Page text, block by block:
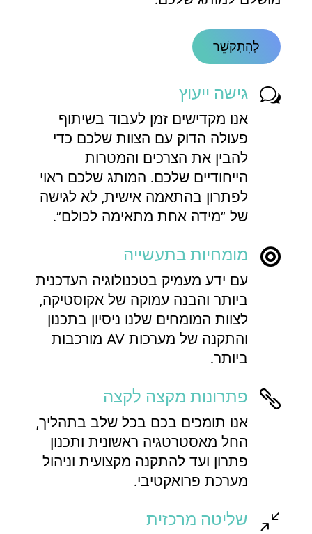
לְהִתְקַשֵׁר
w גישה ייעוץ
אנו מקדישים זמן לעבוד בשיתוף
פעולה הדוק עם הצוות שלכם כדי
להבין את הצרכים והמטרות
הייחודיים שלכם. המותג שלכם ראוי
לפתרון בהתאמה אישית, לא לגישה
של "מידה אחת מתאימה לכולם".
 מומחיות בתעשייה
עם ידע מעמיק בטכנולוגיה העדכנית
ביותר והבנה עמוקה של אקוסטיקה,
לצוות המומחים שלנו ניסיון בתכנון
והתקנה של מערכות AV מורכבות
ביותר.
 פתרונות מקצה לקצה
אנו תומכים בכם בכל שלב בתהליך,
החל מאסטרטגיה ראשונית ותכנון
פתרון ועד להתקנה מקצועית וניהול
מערכת פרואקטיבי.
/ שליטה מרכזית